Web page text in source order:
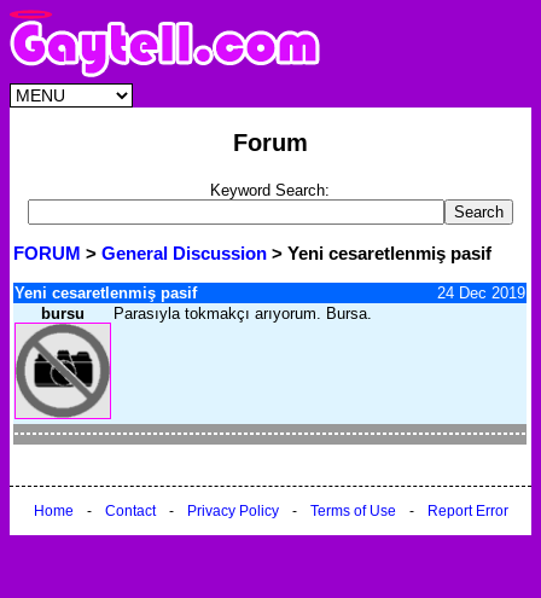
Forum
Keyword Search:
FORUM > General Discussion > Yeni cesaretlenmiş pasif
Yeni cesaretlenmiş pasif
24 Dec 2019
bursu
Parasıyla tokmakçı arıyorum. Bursa.
Home - Contact - Privacy Policy - Terms of Use - Report Error